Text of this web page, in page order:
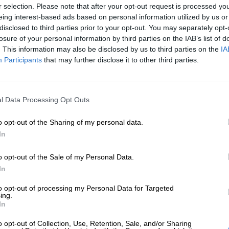
selection. Please note that after your opt-out request is processed
interest-based ads based on personal information utilized by us
to third parties prior to your opt-out. You may separately
of your personal information by third parties on the IAB’s list of
This information may also be disclosed by us to third parties on the
Participants that may further disclose it to other third parties.
Data Processing Opt Outs
opt-out of the Sharing of my personal data.
opt-out of the Sale of my Personal Data.
opt-out of processing my Personal Data for Targeted
opt-out of Collection, Use, Retention, Sale, and/or Sharing
punktach serwisowych lub bezpośrednio od producenta. Ważne
kompatybilna z konkretnym modelem urządzenia przed
instalacją lub działaniem sprzętu. Produkty oryginalne HP
jakość, choć na rynku dostępne są również produkty zamienników.
Model NVIDIA RTX A4000
Producent chipsetu
Rodzaj pamięci
Wielkość pamięci VRAM 16 GB
Obsługiwane standardy DirectX 12